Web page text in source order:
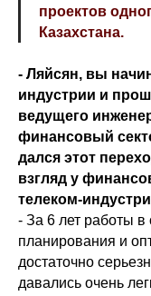
проектов
Казахстана.
- Ляйсян, вы
индустрии и
ведущего
финансовый
дался этот
взгляд у
телеком-
- За 6 лет работы
планирования и
достаточно
давались очень